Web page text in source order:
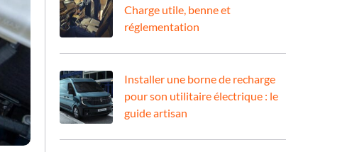
Charge utile, benne et
réglementation
Installer une borne de recharge
pour son utilitaire électrique : le
guide artisan